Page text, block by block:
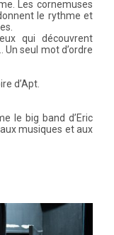
Les cornemuses
le rythme et
qui découvrent
seul mot d’ordre
d’Apt.
le big band d’Eric
musiques et aux